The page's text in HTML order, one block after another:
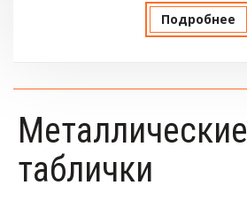
Подробнее
Металлические
таблички